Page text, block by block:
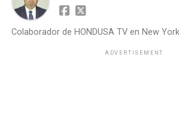
Colaborador de HONDUSA TV en New
ADVERTISEMENT